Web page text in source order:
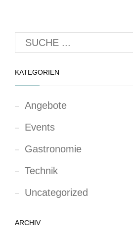
KATEGORIEN
Angebote
Events
Gastronomie
Technik
Uncategorized
ARCHIV